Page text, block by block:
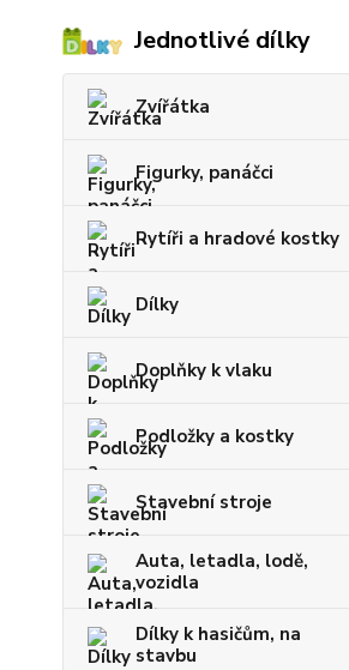
Jednotlivé dílky
Zvířátka
Figurky, panáčci
Rytíři a hradové kostky
Dílky
Doplňky k vlaku
Podložky a kostky
Stavební stroje
Auta, letadla, lodě,
vozidla
Dílky k hasičům, na
stavbu